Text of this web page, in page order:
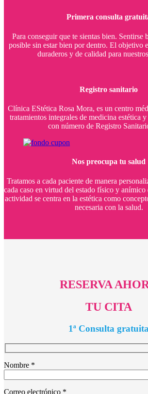
Primera consulta
Para conseguir que te sientas bien. Sentirse
posible sin estar bien por dentro. El objetivo
duraderos y de calidad para
Registro sanitario
Clínica EStética Rosa Mora, es un centro
tratamientos integrales de medicina estética
con número de Registro
Nos preocupa tu salud
Tratamos a cada paciente de manera
cada caso en virtud del estado físico y anímico
actividad se centra en la estética como
necesaria con la salud.
RESERVA
TU CITA
1ª Consulta
Nombre *
Correo electrónico *